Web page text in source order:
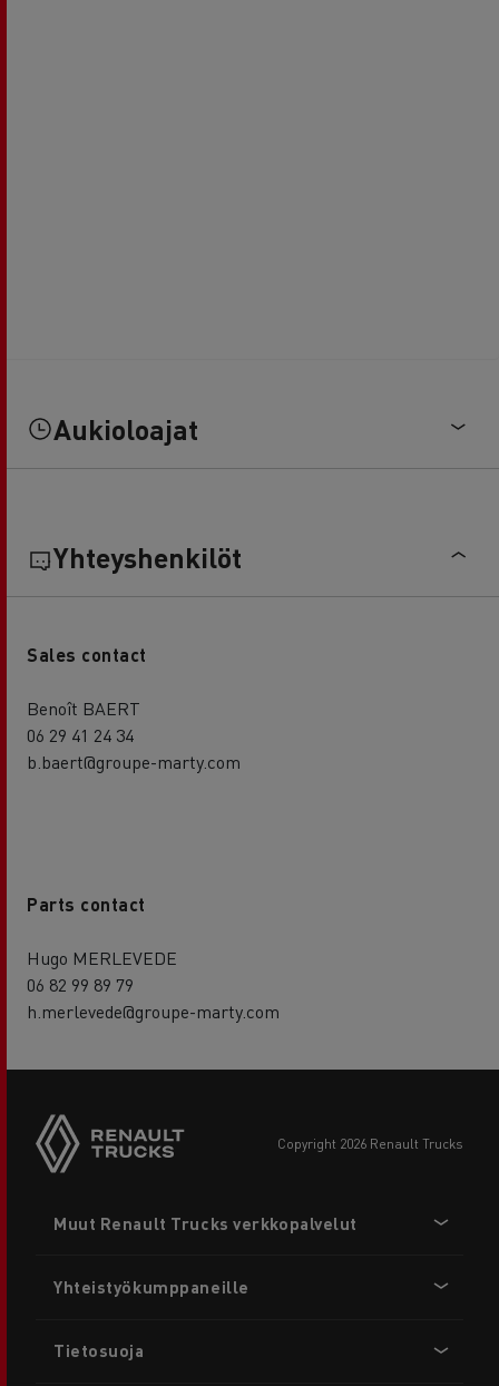
Aukioloajat
Yhteyshenkilöt
Sales contact
Benoît BAERT
06 29 41 24 34
b.baert@groupe-marty.com
Parts contact
Hugo MERLEVEDE
06 82 99 89 79
h.merlevede@groupe-marty.com
copyright 2026 Renault Trucks
menu
Muut Renault Trucks verkkopalvelut
Yhteistyökumppaneille
Tietosuoja